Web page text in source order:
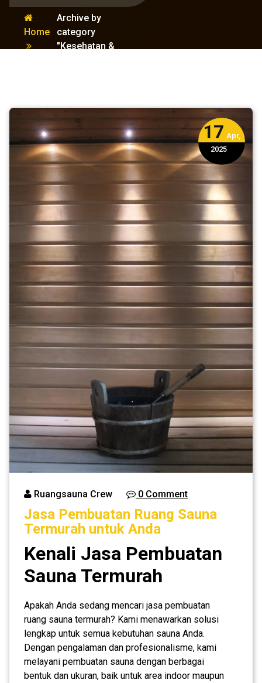
Home
Archive by
category
"Kesehatan &
17 Apr,
2025
Ruangsauna Crew 0 Comment
Jasa Pembuatan Ruang Sauna
Termurah untuk Anda
Kenali Jasa Pembuatan
Sauna Termurah
Apakah Anda sedang mencari jasa pembuatan
ruang sauna termurah? Kami menawarkan solusi
lengkap untuk semua kebutuhan sauna Anda.
Dengan pengalaman dan profesionalisme, kami
melayani pembuatan sauna dengan berbagai
bentuk dan ukuran, baik untuk area indoor maupun